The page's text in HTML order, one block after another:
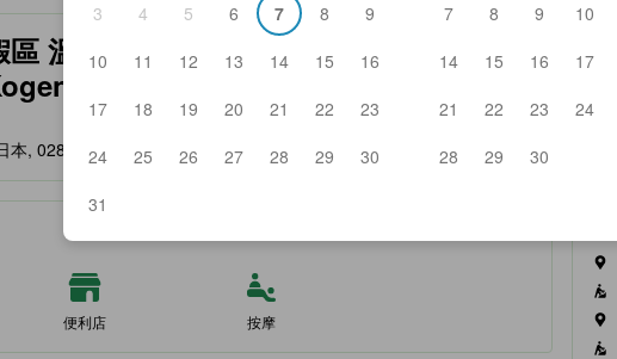
3
4 5 6 7 8
9
10
11 12 13 14 15
16
17
18 19 20 21 22
23
24
25 26 27 28 29
30
31
7
8 9 10
14
15 16 17
21
22 23 24
28
29 30
溫泉(舊：安比高原溫泉酒店) (ANA
Onsen (Formerly: Appi Kogen
務等的預期。
本, 028-7306 - 查看地圖
便利店 按摩